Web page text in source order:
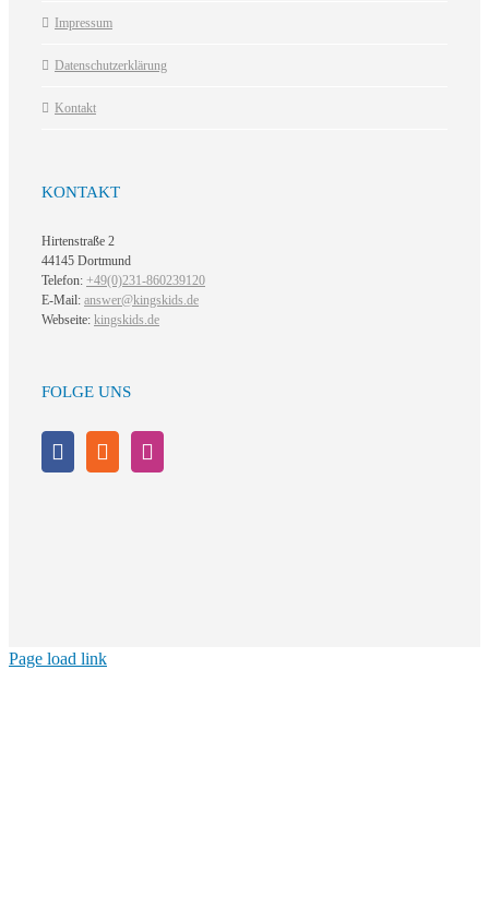
Impressum
Datenschutzerklärung
Kontakt
KONTAKT
Hirtenstraße 2
44145 Dortmund
Telefon: +49(0)231-860239120
E-Mail: answer@kingskids.de
Webseite: kingskids.de
FOLGE UNS
Page load link